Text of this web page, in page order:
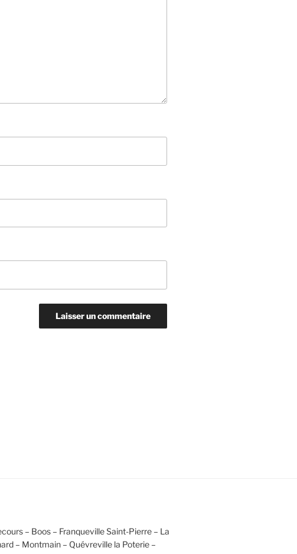
– Boos – Franqueville Saint-Pierre – La
– Montmain – Quévreville la Poterie –